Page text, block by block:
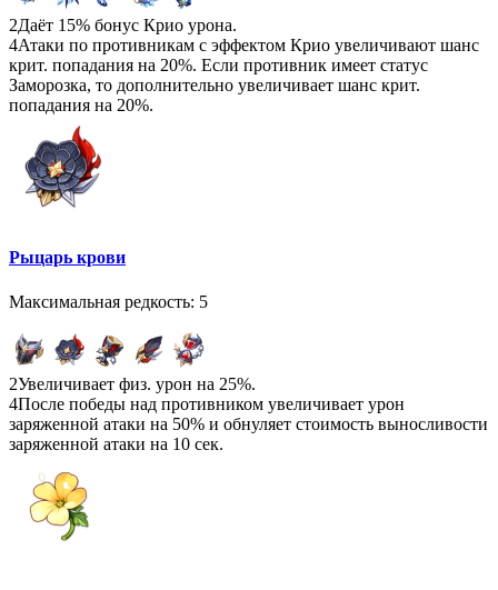
2Даёт 15% бонус Крио урона.
4Атаки по противникам с эффектом Крио увеличивают шанс
крит. попадания на 20%. Если противник имеет статус
Заморозка, то дополнительно увеличивает шанс крит.
попадания на 20%.
Рыцарь крови
Максимальная редкость: 5
2Увеличивает физ. урон на 25%.
4После победы над противником увеличивает урон
заряженной атаки на 50% и обнуляет стоимость выносливости
заряженной атаки на 10 сек.